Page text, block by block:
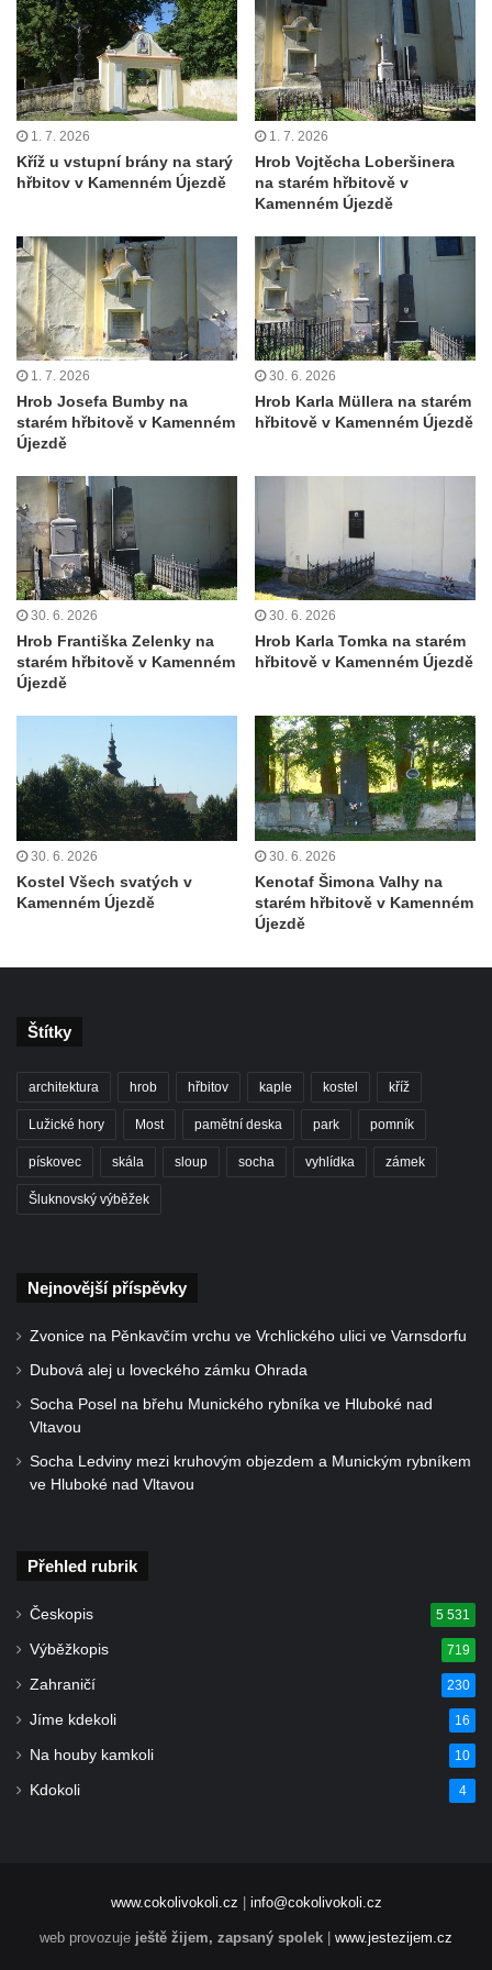
Maazův kříž na Kostelní stezce v
Mikulášovicích
Boží muka na Kostelní stezce v
Mikulášovicích
Franzeho kříž u domu čp. 356 v
Mikulášovicích
domy čp. 739 a 758 v Mikulášovicích
Kříž Johannese Herlta poblíž domu čp. 428
v Mikulášovicích
Drascheho kříž na zahradě domu čp. 915 v
Mikulášovicích
Hillův kříž u domu čp. 436 v Mikulášovicích
Kříž před kostelem svatých Petra a Pavla v
Růžové
Centrální kříž na starém hřbitově ve
Vilémově
Centrální kříž na novém hřbitově ve
Vilémově
křížové cestě ve Vilémově
Kříž u cesty mezi Růžovou a Kamenickou
Strání
Kříž u severní zdi kostela Nalezení svatého
Kříže ve Frýdlantu
Kříž na Křížové cestě na Křížovém vrchu ve
Frýdlantu
Kunraticích u Šluknova
Kříž naproti domu čp. 34 v Kunraticích u
Knížecím
svatého Václava v Rychnově u Jablonce
Rychnově u Jablonce nad Nisou
Kříž u domu čp. 23 v Pulečném
nad Metují
Kříž na hřbitově v Teplicích nad Metují
Boží muka nad pramenem U svatého
1. 7. 2026
Kříž u vstupní brány na starý
hřbitov v Kamenném Újezdě
1. 7. 2026
Hrob Vojtěcha Loberšinera
na starém hřbitově v
Kamenném Újezdě
1. 7. 2026
Hrob Josefa Bumby na
starém hřbitově v Kamenném
Újezdě
30. 6. 2026
Hrob Karla Müllera na starém
hřbitově v Kamenném Újezdě
30. 6. 2026
Hrob Františka Zelenky na
starém hřbitově v Kamenném
Újezdě
30. 6. 2026
Hrob Karla Tomka na starém
hřbitově v Kamenném Újezdě
30. 6. 2026
Kostel Všech svatých v
Kamenném Újezdě
30. 6. 2026
Kenotaf Šimona Valhy na
starém hřbitově v Kamenném
Újezdě
Štítky
architektura hrob hřbitov kaple kostel kříž
Lužické hory Most pamětní deska park pomník
pískovec skála sloup socha vyhlídka zámek
Šluknovský výběžek
Nejnovější příspěvky
Zvonice na Pěnkavčím vrchu ve Vrchlického ulici ve Varnsdorfu
Dubová alej u loveckého zámku Ohrada
Socha Posel na břehu Munického rybníka ve Hluboké nad
Vltavou
Socha Ledviny mezi kruhovým objezdem a Munickým rybníkem
ve Hluboké nad Vltavou
Přehled rubrik
Českopis 5 531
Výběžkopis 719
Zahraničí 230
Jíme kdekoli 16
Na houby kamkoli 10
Kdokoli 4
www.cokolivokoli.cz info@cokolivokoli.cz
web provozuje ještě žijem, zapsaný spolek www.jestezijem.cz